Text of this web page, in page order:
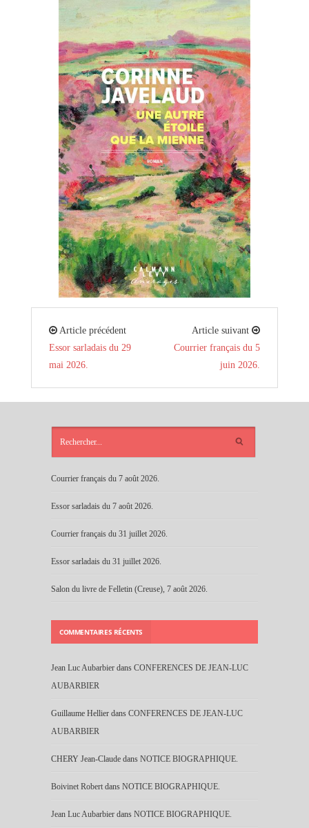
Article précédent
Essor sarladais du 29
mai 2026.
Article suivant
Courrier français du 5
juin 2026.
Courrier français du 7 août 2026.
Essor sarladais du 7 août 2026.
Courrier français du 31 juillet 2026.
Essor sarladais du 31 juillet 2026.
Salon du livre de Felletin (Creuse), 7 août 2026.
COMMENTAIRES RÉCENTS
Jean Luc Aubarbier dans CONFERENCES DE JEAN-LUC
AUBARBIER
Guillaume Hellier dans CONFERENCES DE JEAN-LUC
AUBARBIER
CHERY Jean-Claude dans NOTICE BIOGRAPHIQUE.
Boivinet Robert dans NOTICE BIOGRAPHIQUE.
Jean Luc Aubarbier dans NOTICE BIOGRAPHIQUE.